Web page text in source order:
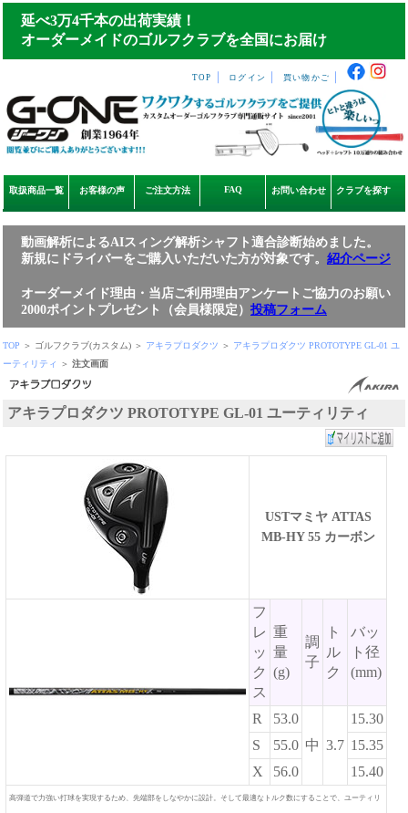
延べ3万4千本の出荷実績！
オーダーメイドのゴルフクラブを全国にお届け
TOP ログイン 買い物かご
取扱商品一覧 お客様の声 ご注文方法 FAQ お問い合わせ クラブを探す
動画解析によるAIスィング解析シャフト適合診断始めました。
新規にドライバーをご購入いただいた方が対象です。 紹介ページ
オーダーメイド理由・当店ご利用理由アンケートご協力のお願い
2000ポイントプレゼント（会員様限定） 投稿フォーム
TOP ＞ ゴルフクラブ(カスタム) ＞ アキラプロダクツ ＞ アキラプロダクツ PROTOTYPE GL-01 ユ
ーティリティ
＞ 注文画面
アキラプロダクツ PROTOTYPE GL-01 ユーティリティ
USTマミヤ ATTAS
MB-HY 55 カーボン
フ
レ
ッ
ク
ス
重
量
(g)
調
子
ト
ル
ク
バッ
ト径
(mm)
R
53.0
中 3.7
15.30
S
55.0
15.35
X
56.0 15.40
高弾道で力強い打球を実現するため、先端部をしなやかに設計。そして最適なトルク数にすることで、ユーティリ